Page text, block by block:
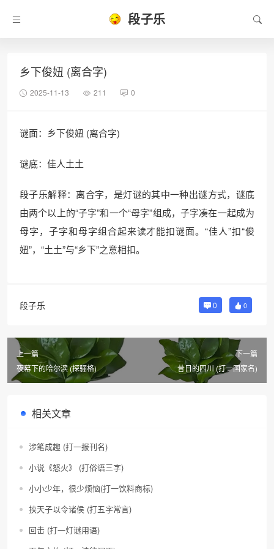
段子乐
乡下俊妞 (离合字)
2025-11-13 211 0
谜面：乡下俊妞 (离合字)
谜底：佳人土土
段子乐解释：离合字，是灯谜的其中一种出谜方式，谜底
由两个以上的“子字”和一个“母字”组成，子字凑在一起成为
母字，子字和母字组合起来读才能扣谜面。“佳人”扣“俊
妞”，“土土”与“乡下”之意相扣。
段子乐 0 0
上一篇
夜幕下的哈尔滨 (探骊格)
下一篇
昔日的四川 (打一国家名)
相关文章
涉笔成趣 (打一报刊名)
小说《怒火》 (打俗语三字)
小小少年，很少烦恼(打一饮料商标)
挟天子以令诸侯 (打五字常言)
回击 (打一灯谜用语)